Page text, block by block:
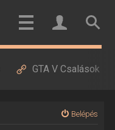
GTA V Csalások
Belépés